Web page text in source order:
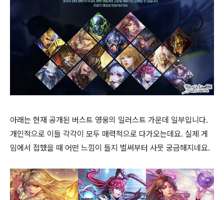
아래는 현재 공개된 버스트 영웅의 일러스트 가운데 일부입니다.
개인적으로 이들 각각이 모두 매력적으로 다가오는데요. 실제 게
임에서 접했을 때 어떤 느낌이 들지 벌써부터 사뭇 궁금해지네요.